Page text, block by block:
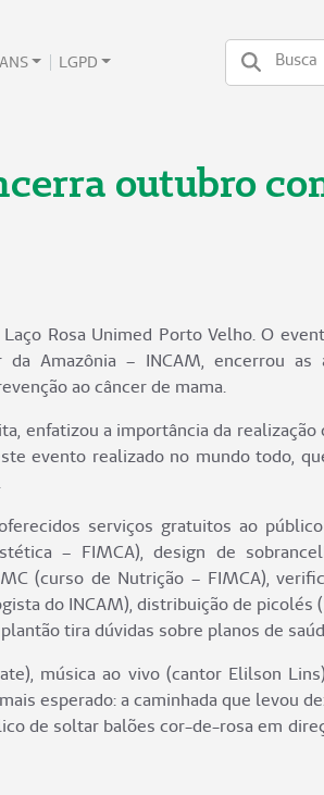
ANS LGPD
outubro
Rosa Unimed Porto Velho. O
Amazônia – INCAM, encerrou as
ao câncer de mama.
enfatizou a importância da realização
evento realizado no mundo todo,
serviços gratuitos ao
– FIMCA), design de
(curso de Nutrição – FIMCA),
do INCAM), distribuição de picolés
tira dúvidas sobre planos de
música ao vivo (cantor Elilson
esperado: a caminhada que levou
de soltar balões cor-de-rosa em